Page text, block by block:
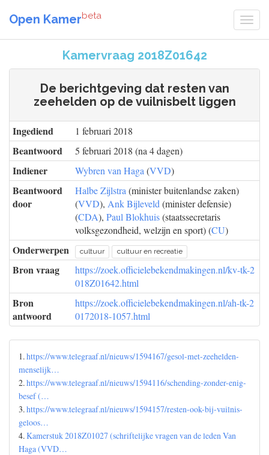
Open Kamerbeta
Kamervraag 2018Z01642
De berichtgeving dat resten van
zeehelden op de vuilnisbelt liggen
Ingediend 1 februari 2018
Beantwoord 5 februari 2018 (na 4 dagen)
Indiener Wybren van Haga (VVD)
Beantwoord
door
Halbe Zijlstra (minister buitenlandse zaken)
(VVD), Ank Bijleveld (minister defensie)
(CDA), Paul Blokhuis(staatssecretaris
volksgezondheid, welzijn en sport) (CU)
Onderwerpen cultuur cultuur en recreatie
Bron vraag
https://zoek.officielebekendmakingen.nl/kv-tk-2
018Z01642.html
Bron
antwoord
https://zoek.officielebekendmakingen.nl/ah-tk-2
0172018-1057.html
1.https://www.telegraaf.nl/nieuws/1594167/gesol-met-zeehelden-
menselijk…
2.https://www.telegraaf.nl/nieuws/1594116/schending-zonder-enig-
besef (…
3.https://www.telegraaf.nl/nieuws/1594157/resten-ook-bij-vuilnis-
geloos…
4.Kamerstuk 2018Z01027 (schriftelijke vragen van de leden Van
Haga (VVD…